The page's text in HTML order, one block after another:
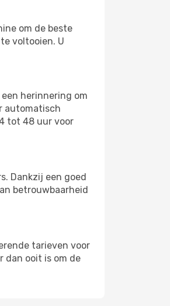
om de beste
voltooien. U
herinnering om
automatisch
tot 48 uur voor
Dankzij een goed
betrouwbaarheid
tarieven voor
dan ooit is om de